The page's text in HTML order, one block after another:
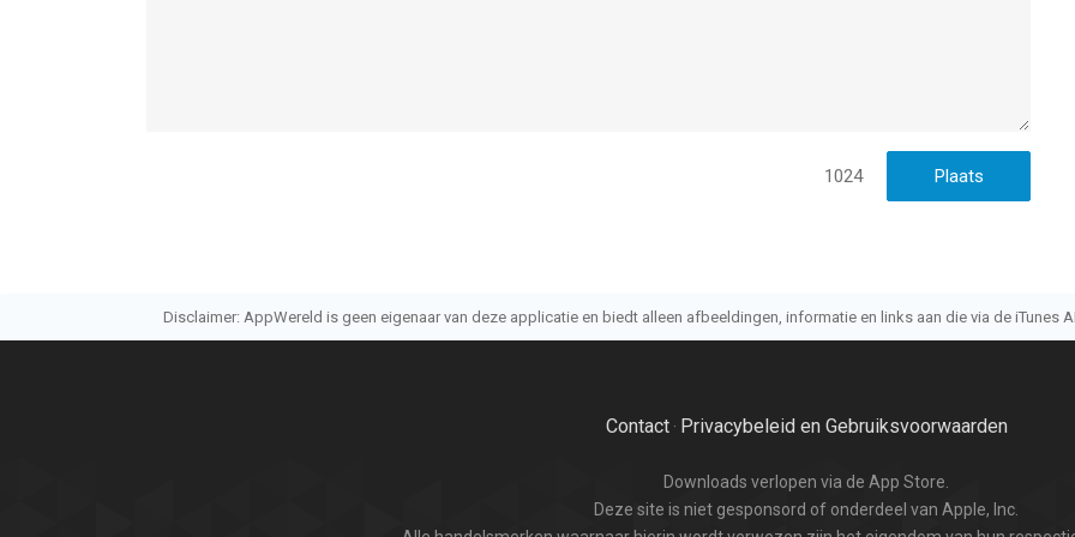
1024
Disclaimer: AppWereld is geen eigenaar van deze applicatie en biedt alleen afbeeldingen, informatie en links aan die via de iTunes
Contact· Privacybeleid en Gebruiksvoorwaarden
Downloads verlopen via de App Store.
Deze site is niet gesponsord of onderdeel van Apple, Inc.